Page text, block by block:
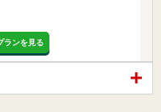
ランを見る